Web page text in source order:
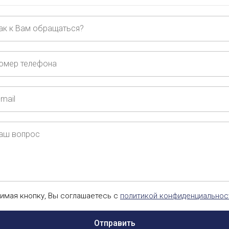
кнопку, Вы соглашаетесь с политикой
Отправить